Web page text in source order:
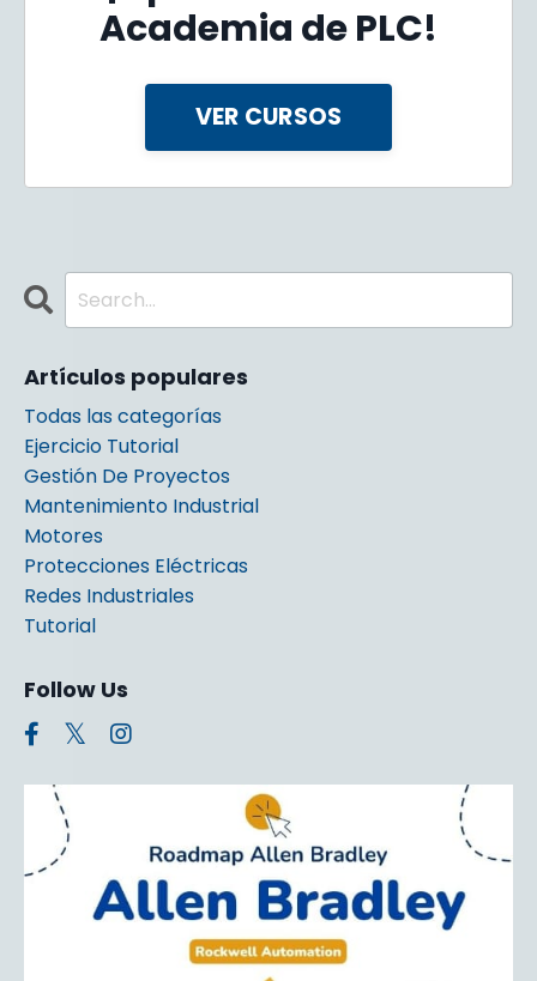
Academia de PLC!
VER CURSOS
Artículos populares
Todas las categorías
Ejercicio Tutorial
Gestión De Proyectos
Mantenimiento Industrial
Motores
Protecciones Eléctricas
Redes Industriales
Tutorial
Follow Us